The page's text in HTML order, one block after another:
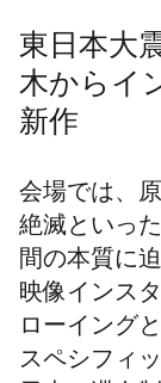
東日本大
木から イ
新作
会場では、
絶滅といった
間の本質に
映像インス
ローイング
スペシフィ